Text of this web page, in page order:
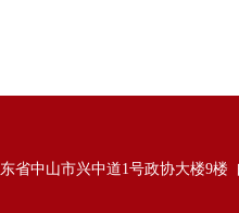
省中山市兴中道1号政协大楼9楼